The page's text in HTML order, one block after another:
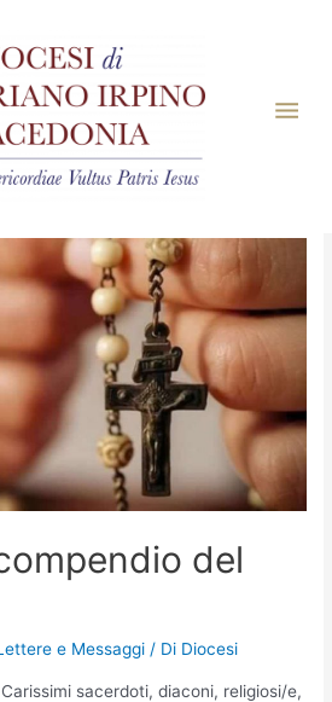
2021
del
e Messaggi / Di Diocesi
sacerdoti, diaconi, religiosi/e,